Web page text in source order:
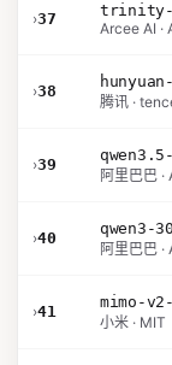
›37
trinity-
Arcee AI ·
›38
腾讯 ·
›39
阿里巴巴
›40
qwen3-
阿里巴巴
›41
mimo-
小米 · MIT